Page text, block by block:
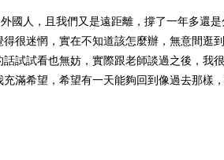
國人，且我們又是遠距離，撐了一年多還
很迷惘，實在不知道該怎麼辦，無意間逛
試試看也無妨，實際跟老師談過之後，我
滿希望，希望有一天能夠回到像過去那樣，